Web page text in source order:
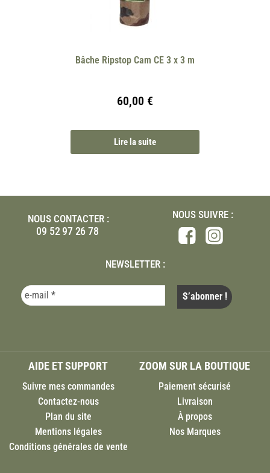
Bâche Ripstop Cam CE 3 x 3 m
60,00 €
Lire la suite
NOUS CONTACTER :
09 52 97 26 78
NOUS SUIVRE :
NEWSLETTER :
AIDE ET SUPPORT
Suivre mes commandes
Contactez-nous
Plan du site
Mentions légales
Conditions générales de vente
ZOOM SUR LA BOUTIQUE
Paiement sécurisé
Livraison
À propos
Nos Marques